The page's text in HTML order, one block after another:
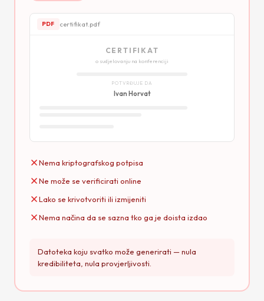
PDF certifikat.pdf
CERTIFIKAT
o sudjelovanju na konferenciji
POTVRĐUJE DA
Ivan Horvat
Nema kriptografskog potpisa
Ne može se verificirati online
Lako se krivotvoriti ili izmijeniti
Nema načina da se sazna tko ga je doista izdao
Datoteka koju svatko može generirati — nula
kredibiliteta, nula provjerljivosti.